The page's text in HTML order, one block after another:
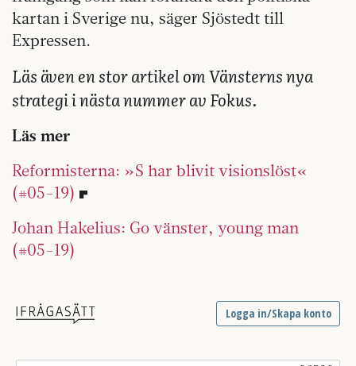
kartan i Sverige nu, säger Sjöstedt till
Expressen.
Läs även en stor artikel om Vänsterns nya
strategi i nästa nummer av Fokus.
Läs mer
Reformisterna: »S har blivit visionslöst«
(#05-19)
Johan Hakelius: Go vänster, young man
(#05-19)